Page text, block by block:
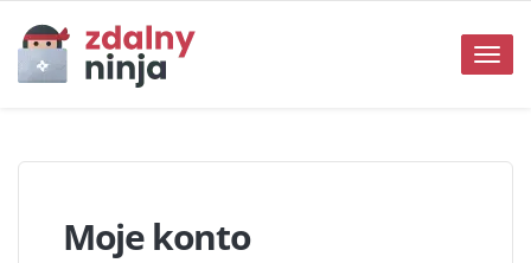
Toggle
Moje konto